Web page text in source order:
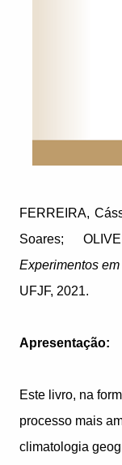
FERREIRA,
Soares;
Experimentos
UFJF, 2021.
Apresentação:
Este livro, na
processo mais
climatologia